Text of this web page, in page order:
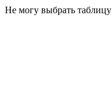
Не могу выбрать таблицу